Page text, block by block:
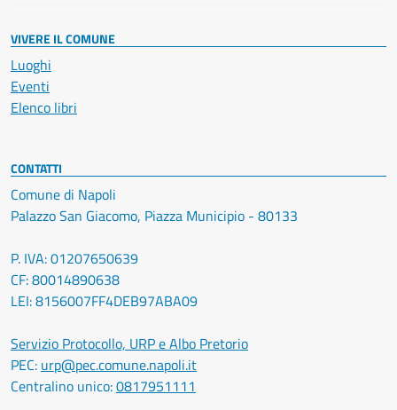
VIVERE IL COMUNE
Luoghi
Eventi
Elenco libri
CONTATTI
Comune di Napoli
Palazzo San Giacomo, Piazza Municipio - 80133
P. IVA: 01207650639
CF: 80014890638
LEI: 8156007FF4DEB97ABA09
Servizio Protocollo, URP e Albo Pretorio
PEC: urp@pec.comune.napoli.it
Centralino unico:0817951111